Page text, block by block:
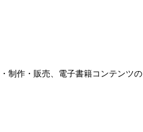
制作・販売、電子書籍コンテンツの